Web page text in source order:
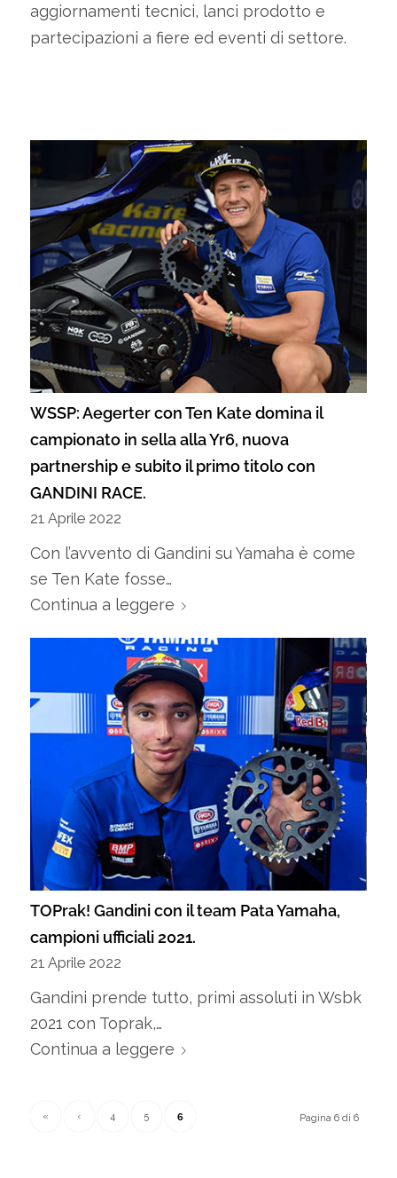
aggiornamenti tecnici, lanci prodotto e
partecipazioni a fiere ed eventi di settore.
WSSP: Aegerter con Ten Kate domina il
campionato in sella alla Yr6, nuova
partnership e subito il primo titolo con
GANDINI RACE.
21 Aprile 2022
Con l’avvento di Gandini su Yamaha è come
se Ten Kate fosse…
Continua a leggere
TOPrak! Gandini con il team Pata Yamaha,
campioni ufficiali 2021.
21 Aprile 2022
Gandini prende tutto, primi assoluti in Wsbk
2021 con Toprak,…
Continua a leggere
Pagina 6 di 6
« ‹ 4 5 6